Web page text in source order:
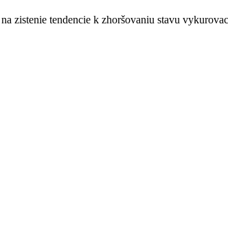
zistenie tendencie k zhoršovaniu stavu